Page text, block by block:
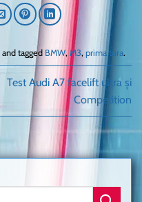
and tagged BMW,M3, prima tura.
Test Audi A7 facelift ultra și
Competition